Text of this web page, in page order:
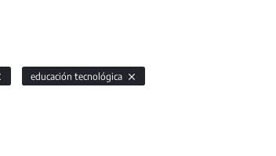
educación tecnológica